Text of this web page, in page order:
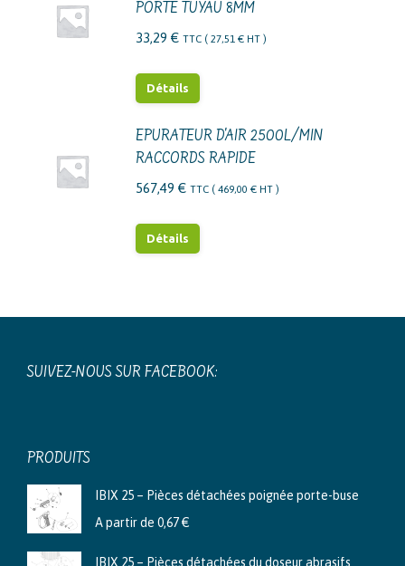
PORTE TUYAU 8MM
33,29 € TTC ( 27,51 € HT )
Détails
EPURATEUR D'AIR 2500L/MIN
RACCORDS RAPIDE
567,49 € TTC ( 469,00 € HT )
Détails
SUIVEZ-NOUS SUR FACEBOOK:
PRODUITS
IBIX 25 – Pièces détachées poignée porte-buse
A partir de 0,67€
IBIX 25 – Pièces détachées du doseur abrasifs